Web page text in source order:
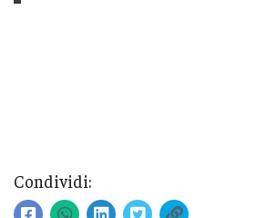
Condividi: